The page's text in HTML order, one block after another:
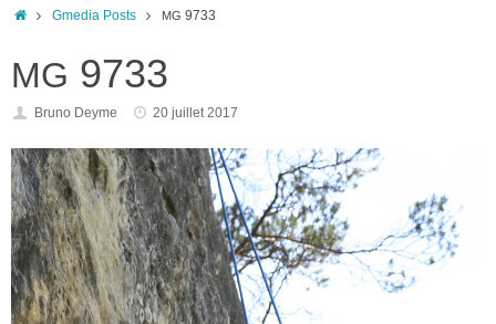
Accueil
Gmedia Posts MG 9733
MG 9733
Bruno Deyme 20 juillet 2017